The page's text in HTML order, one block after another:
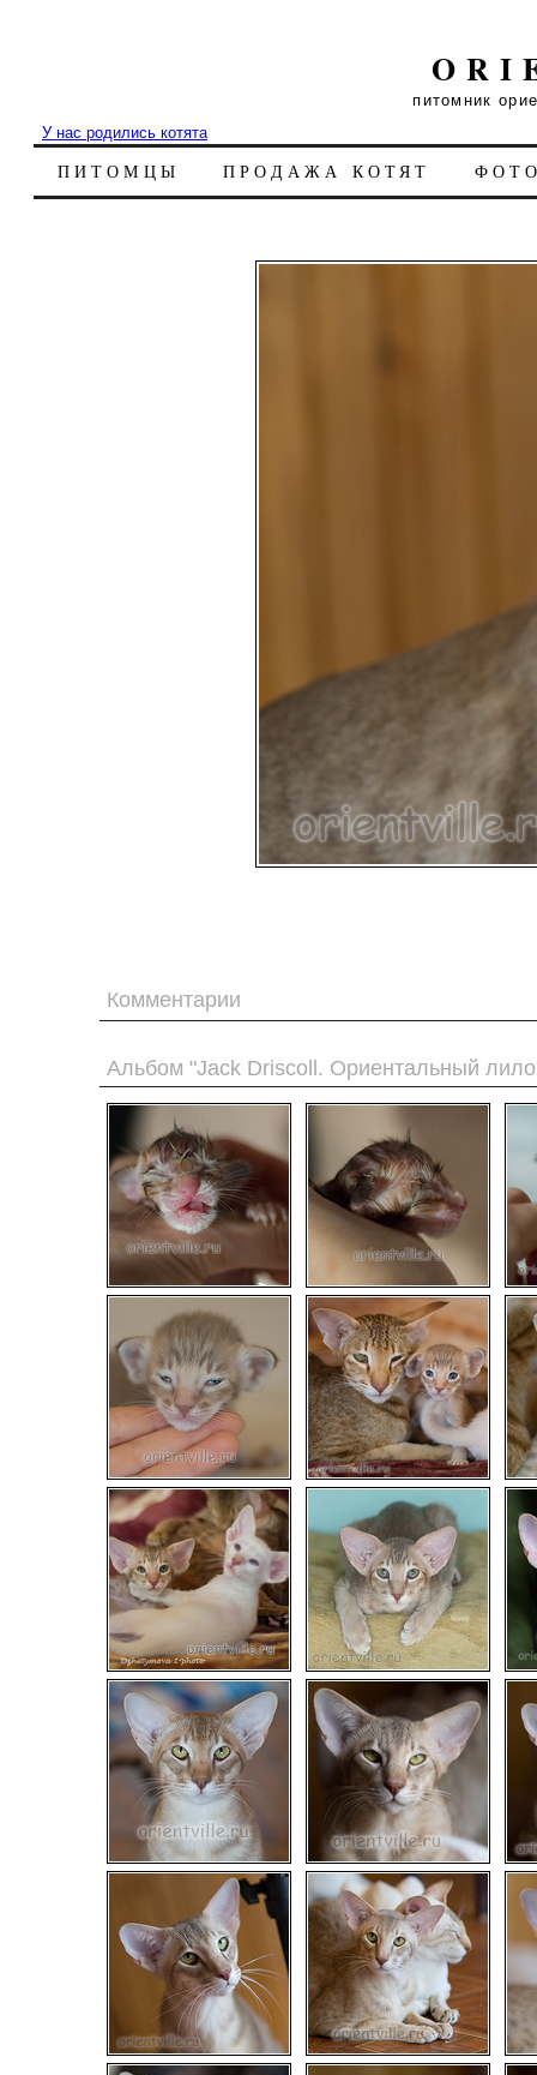
питомник
У нас родились котята
ПИТОМЦЫ ПРОДАЖА КОТЯТ
Комментарии
Альбом "Jack Driscoll. Ориентальный